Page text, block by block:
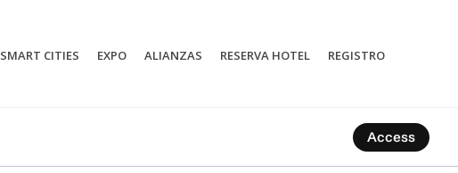
SMART CITIES EXPO ALIANZAS RESERVA HOTEL REGISTRO